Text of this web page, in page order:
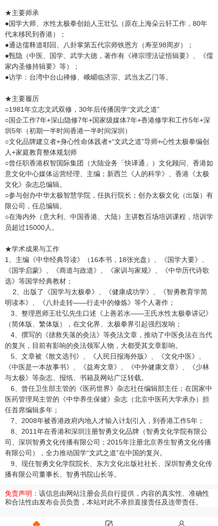
★主要师承
●国学大师、水性太极拳创始人王壮弘（原在上海朵云轩工作，80年
代末移民到香港）；
●通达儒释道耶回、八卦掌第五代宗师铁恩方（寿至98周岁）；
●甄隐（中医、国学、武学大德，著作有《禅宗理法证悟辑要》、《儒
家内圣修持辑要》等）；
●访学：台湾中台山禅修、峨嵋临济宗、武当太乙门等。
★主要履历
○1981年立志文武双修，30年后传播国学“文武之道”
○国企工作7年+深山隐修7年+国家级媒体7年+香港修学和工作5年+深
圳5年（初期一半时间香港一半时间深圳）
○文化品牌建立者+身心性命体践者+“文武之道”导师+心性太极拳编创
人+家庭教育整体规划师
○曾任职香港权智国际集团（大陆业务「快译通」）文化顾问、香港如
意文化中心媒体运营经理、主编；新西兰《人的科学》、香港《太极
文化》杂志总编辑。
○参与创办中华太极智慧学院，任执行院长；创办太极文化（出版）有
限公司，任总编辑。
○在海内外（意大利、中国香港、大陆）主讲数百场培训课程，培训学
员超过15000人。
★学术成果与工作
1、主编《中华经典导读》（16本书，18张光盘）、《国学大要》、
《国学启蒙》、《商道与政道》、《家训与家规》、《中华历代诗歌
选》等国学经典教材；
2、出版了《国学与太极拳》、《健康成功学》、《智勇教育学简
明读本》、《八卦走转——行走中的修炼》等个人著作；
3、整理恩师王壮弘先生口述《上善若水——王氏水性太极拳讲记》
（简体版、繁体版），在文化界、太极拳界引起强烈发响；
4、撰写的《拯救失落的灸法》等灸法文章，推动了中医灸法在当代
的复兴，目前有影响的灸法领军人物，大都受其文章影响。
5、文章被《散文选刊》、《人民日报海外版》、《文化中医》、
《中医是一本故事书》、《益寿文章》、《中外健康文章》、《少林
与太极》等杂志、报纸、书籍及网站广泛转载。
6、曾任卫生部主管的《医药世界》杂志社任编辑部主任；在国家中
医药管理局主管的《中华养生保健》杂志（北京中医药大学承办）担
任首席编辑多年；
7、2008年被香港政府内地人才输入计划引入，到香港工作5年；
8、2011年在香港和深圳注册智勇文化品牌（智勇文化学院有限公
司、深圳智勇文化传播有限公司；2015年注册北京养生智勇文化传播
有限公司），全力推动国学“文武之道”在中国的复兴。
9、现任智勇文化学院院长、东方文化出版社社长、深圳智勇文化传
播有限公司董事长、智勇书院山长等。
免责声明： 该信息由网站注册会员自行提供，内容的真实性、准确性
和合法性由发布会员负责，本站对此不承担直接责任及连带责任。